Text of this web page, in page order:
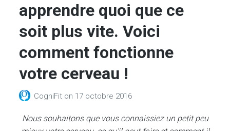
apprendre quoi que ce
soit plus vite. Voici
comment fonctionne
votre cerveau !
CogniFit on 17 octobre 2016
Nous souhaitons que vous connaissiez un petit peu